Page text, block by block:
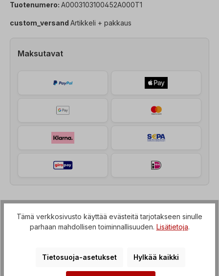
Tuotenumero: A0003103100452A000T1
custom_versand Artikkeli + pakkaus
Maksutavat
Kuvaus
Kierreakselimoottori (vaihteisto, jossa on IEC-
50 Hz, 3 x 265/460 V-60 Hz…
Lisää
Tämä verkkosivusto käyttää evästeitä tarjotakseen sinulle
parhaan mahdollisen toiminnallisuuden. Lisätietoja.
Tietosuoja-asetukset Hylkää kaikki